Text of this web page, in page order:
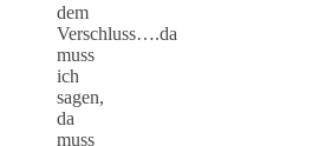
dem
Verschluss….da
muss
ich
sagen,
da
muss